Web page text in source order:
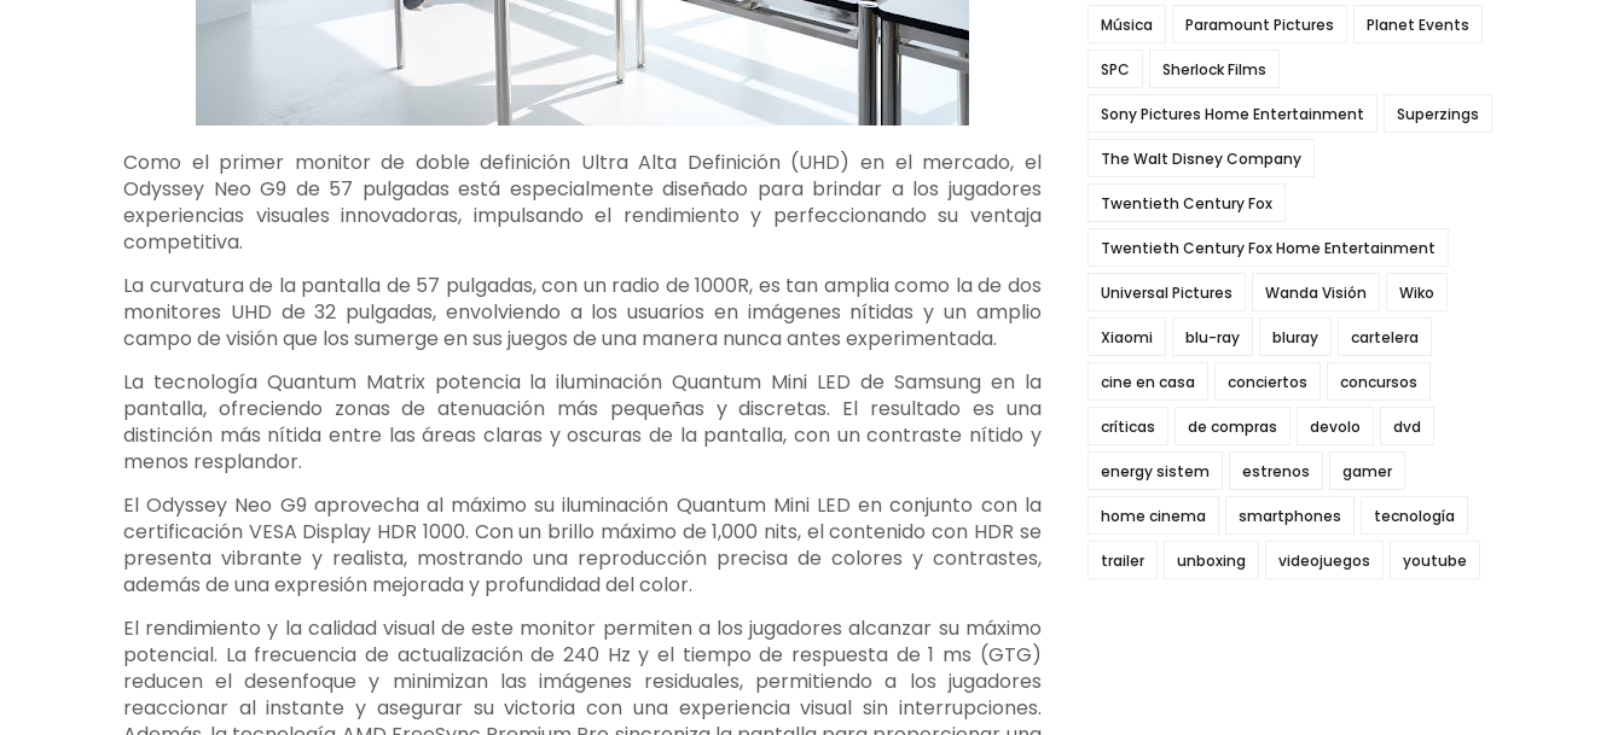
Como el primer monitor de doble definición Ultra Alta Definición (UHD) en el mercado, el
Odyssey Neo G9 de 57 pulgadas está especialmente diseñado para brindar a los jugadores
experiencias visuales innovadoras, impulsando el rendimiento y perfeccionando su ventaja
competitiva.
La curvatura de la pantalla de 57 pulgadas, con un radio de 1000R, es tan amplia como la de dos
monitores UHD de 32 pulgadas, envolviendo a los usuarios en imágenes nítidas y un amplio
campo de visión que los sumerge en sus juegos de una manera nunca antes experimentada.
La tecnología Quantum Matrix potencia la iluminación Quantum Mini LED de Samsung en la
pantalla, ofreciendo zonas de atenuación más pequeñas y discretas. El resultado es una
distinción más nítida entre las áreas claras y oscuras de la pantalla, con un contraste nítido y
menos resplandor.
El Odyssey Neo G9 aprovecha al máximo su iluminación Quantum Mini LED en conjunto con la
certificación VESA Display HDR 1000. Con un brillo máximo de 1,000 nits, el contenido con HDR se
presenta vibrante y realista, mostrando una reproducción precisa de colores y contrastes,
además de una expresión mejorada y profundidad del color.
El rendimiento y la calidad visual de este monitor permiten a los jugadores alcanzar su máximo
potencial. La frecuencia de actualización de 240 Hz y el tiempo de respuesta de 1 ms (GTG)
reducen el desenfoque y minimizan las imágenes residuales, permitiendo a los jugadores
reaccionar al instante y asegurar su victoria con una experiencia visual sin interrupciones.
Música Paramount Pictures Planet Events
SPC Sherlock Films
Sony Pictures Home Entertainment Superzings
The Walt Disney Company
Twentieth Century Fox
Twentieth Century Fox Home Entertainment
Universal Pictures Wanda Visión Wiko
Xiaomi blu-ray bluray cartelera
cine en casa conciertos concursos
críticas de compras devolo dvd
energy sistem estrenos gamer
home cinema smartphones tecnología
trailer unboxing videojuegos youtube